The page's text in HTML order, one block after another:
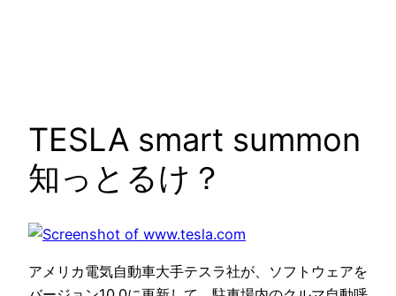
TESLA smart summon
知っとるけ？
アメリカ電気自動車大手テスラ社が、ソフトウェアを